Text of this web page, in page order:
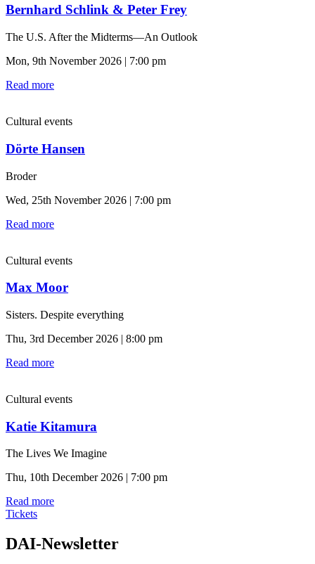
Bernhard Schlink & Peter Frey
The U.S. After the Midterms—An Outlook
Mon, 9th November 2026 | 7:00 pm
Read more
Cultural events
Dörte Hansen
Broder
Wed, 25th November 2026 | 7:00 pm
Read more
Cultural events
Max Moor
Sisters. Despite everything
Thu, 3rd December 2026 | 8:00 pm
Read more
Cultural events
Katie Kitamura
The Lives We Imagine
Thu, 10th December 2026 | 7:00 pm
Read more
Tickets
DAI-Newsletter